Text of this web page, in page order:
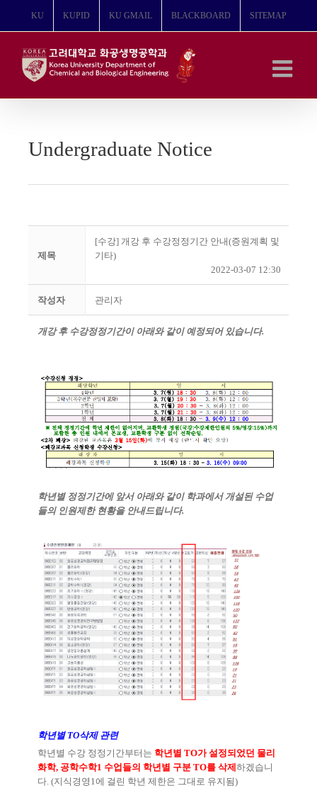
뛰
KU KUPID KU GMAIL BLACKBOARD SITEMAP
Undergraduate Notice
제목
[수강] 개강 후 수강정정기간 안내(증원계획 및
기타)
2022-03-07 12:30
작성자 관리자
개강 후 수강정정기간이 아래와 같이 예정되어 있습니다.
학년별 정정기간에 앞서 아래와 같이 학과에서 개설된 수업
들의 인원제한 현황을 안내드립니다.
학년별 TO삭제 관련
학년별 수강 정정기간부터는 학년별 TO가 설정되었던 물리
화학, 공학수학1 수업들의 학년별 구분 TO를 삭제하겠습니
다 . (지식경영 1 에 걸린 학년 제한은 그대로 유지됨)